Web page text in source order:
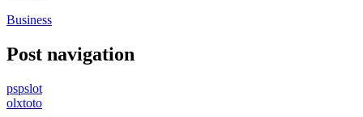
Business
Post navigation
pspslot
olxtoto